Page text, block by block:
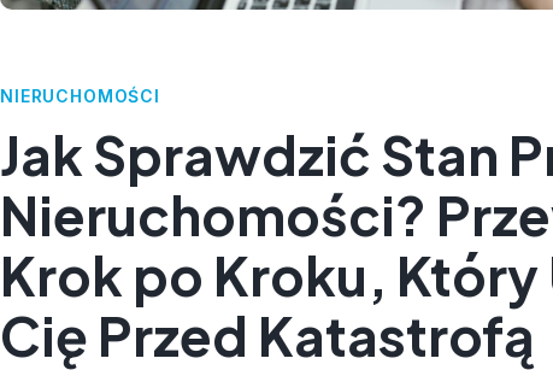
NIERUCHOMOŚCI
Jak Sprawdzić Stan
Nieruchomości?
Krok po Kroku, Który
Cię Przed Katastrofą